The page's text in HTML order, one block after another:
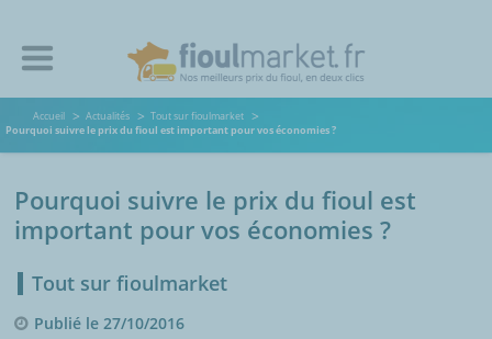
Accueil Actualités
Tout sur fioulmarket
Pourquoi suivre le prix du fioul est important pour vos économies ?
Pourquoi suivre le prix du fioul est
important pour vos économies ?
Tout sur fioulmarket
Publié le 27/10/2016